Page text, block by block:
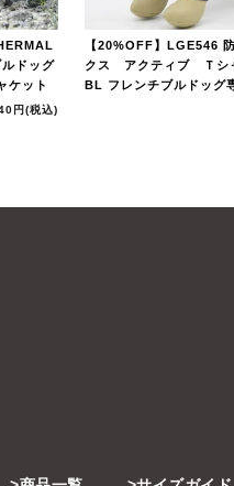
ドッグ
ケット
円(税込)
【20%OFF】LGE546
クス アクティブ Ｔシ
BL フレンチブルドッグ